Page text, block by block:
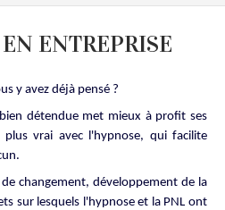
ENTREPRISE
y avez déjà pensé ?
détendue met mieux à profit ses
vrai avec l'hypnose, qui facilite
changement, développement de la
sur lesquels l'hypnose et la PNL ont